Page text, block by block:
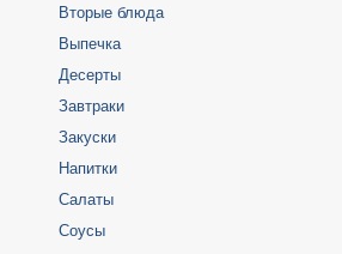
Вторые блюда
Выпечка
Десерты
Завтраки
Закуски
Напитки
Салаты
Соусы